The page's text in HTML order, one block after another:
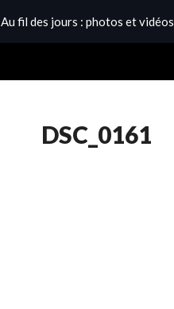
Au fil des jours : photos et vidéos
DSC_0161